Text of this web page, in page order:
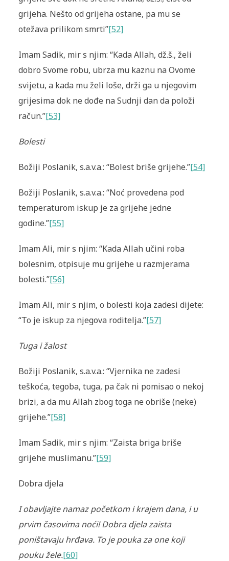
grijeha. Nešto od grijeha ostane, pa mu se
otežava prilikom smrti”[52]
Imam Sadik, mir s njim: “Kada Allah, dž.š., želi
dobro Svome robu, ubrza mu kaznu na Ovome
svijetu, a kada mu želi loše, drži ga u njegovim
grijesima dok ne dođe na Sudnji dan da položi
račun.”[53]
Bolesti
Božiji Poslanik, s.a.v.a.: “Bolest briše grijehe.”[54]
Božiji Poslanik, s.a.v.a.: “Noć provedena pod
temperaturom iskup je za grijehe jedne
godine.”[55]
Imam Ali, mir s njim: “Kada Allah učini roba
bolesnim, otpisuje mu grijehe u razmjerama
bolesti.”[56]
Imam Ali, mir s njim, o bolesti koja zadesi dijete:
“To je iskup za njegova roditelja.”[57]
Tuga i žalost
Božiji Poslanik, s.a.v.a.: “Vjernika ne zadesi
teškoća, tegoba, tuga, pa čak ni pomisao o nekoj
brizi, a da mu Allah zbog toga ne obriše (neke)
grijehe.”[58]
Imam Sadik, mir s njim: “Zaista briga briše
grijehe muslimanu.”[59]
Dobra djela
I obavljajte namaz početkom i krajem dana, i u
prvim časovima noći! Dobra djela zaista
poništavaju hrđava. To je pouka za one koji
pouku žele.[60]